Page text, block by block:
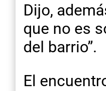
Dijo,
que no es
del barrio”.
El